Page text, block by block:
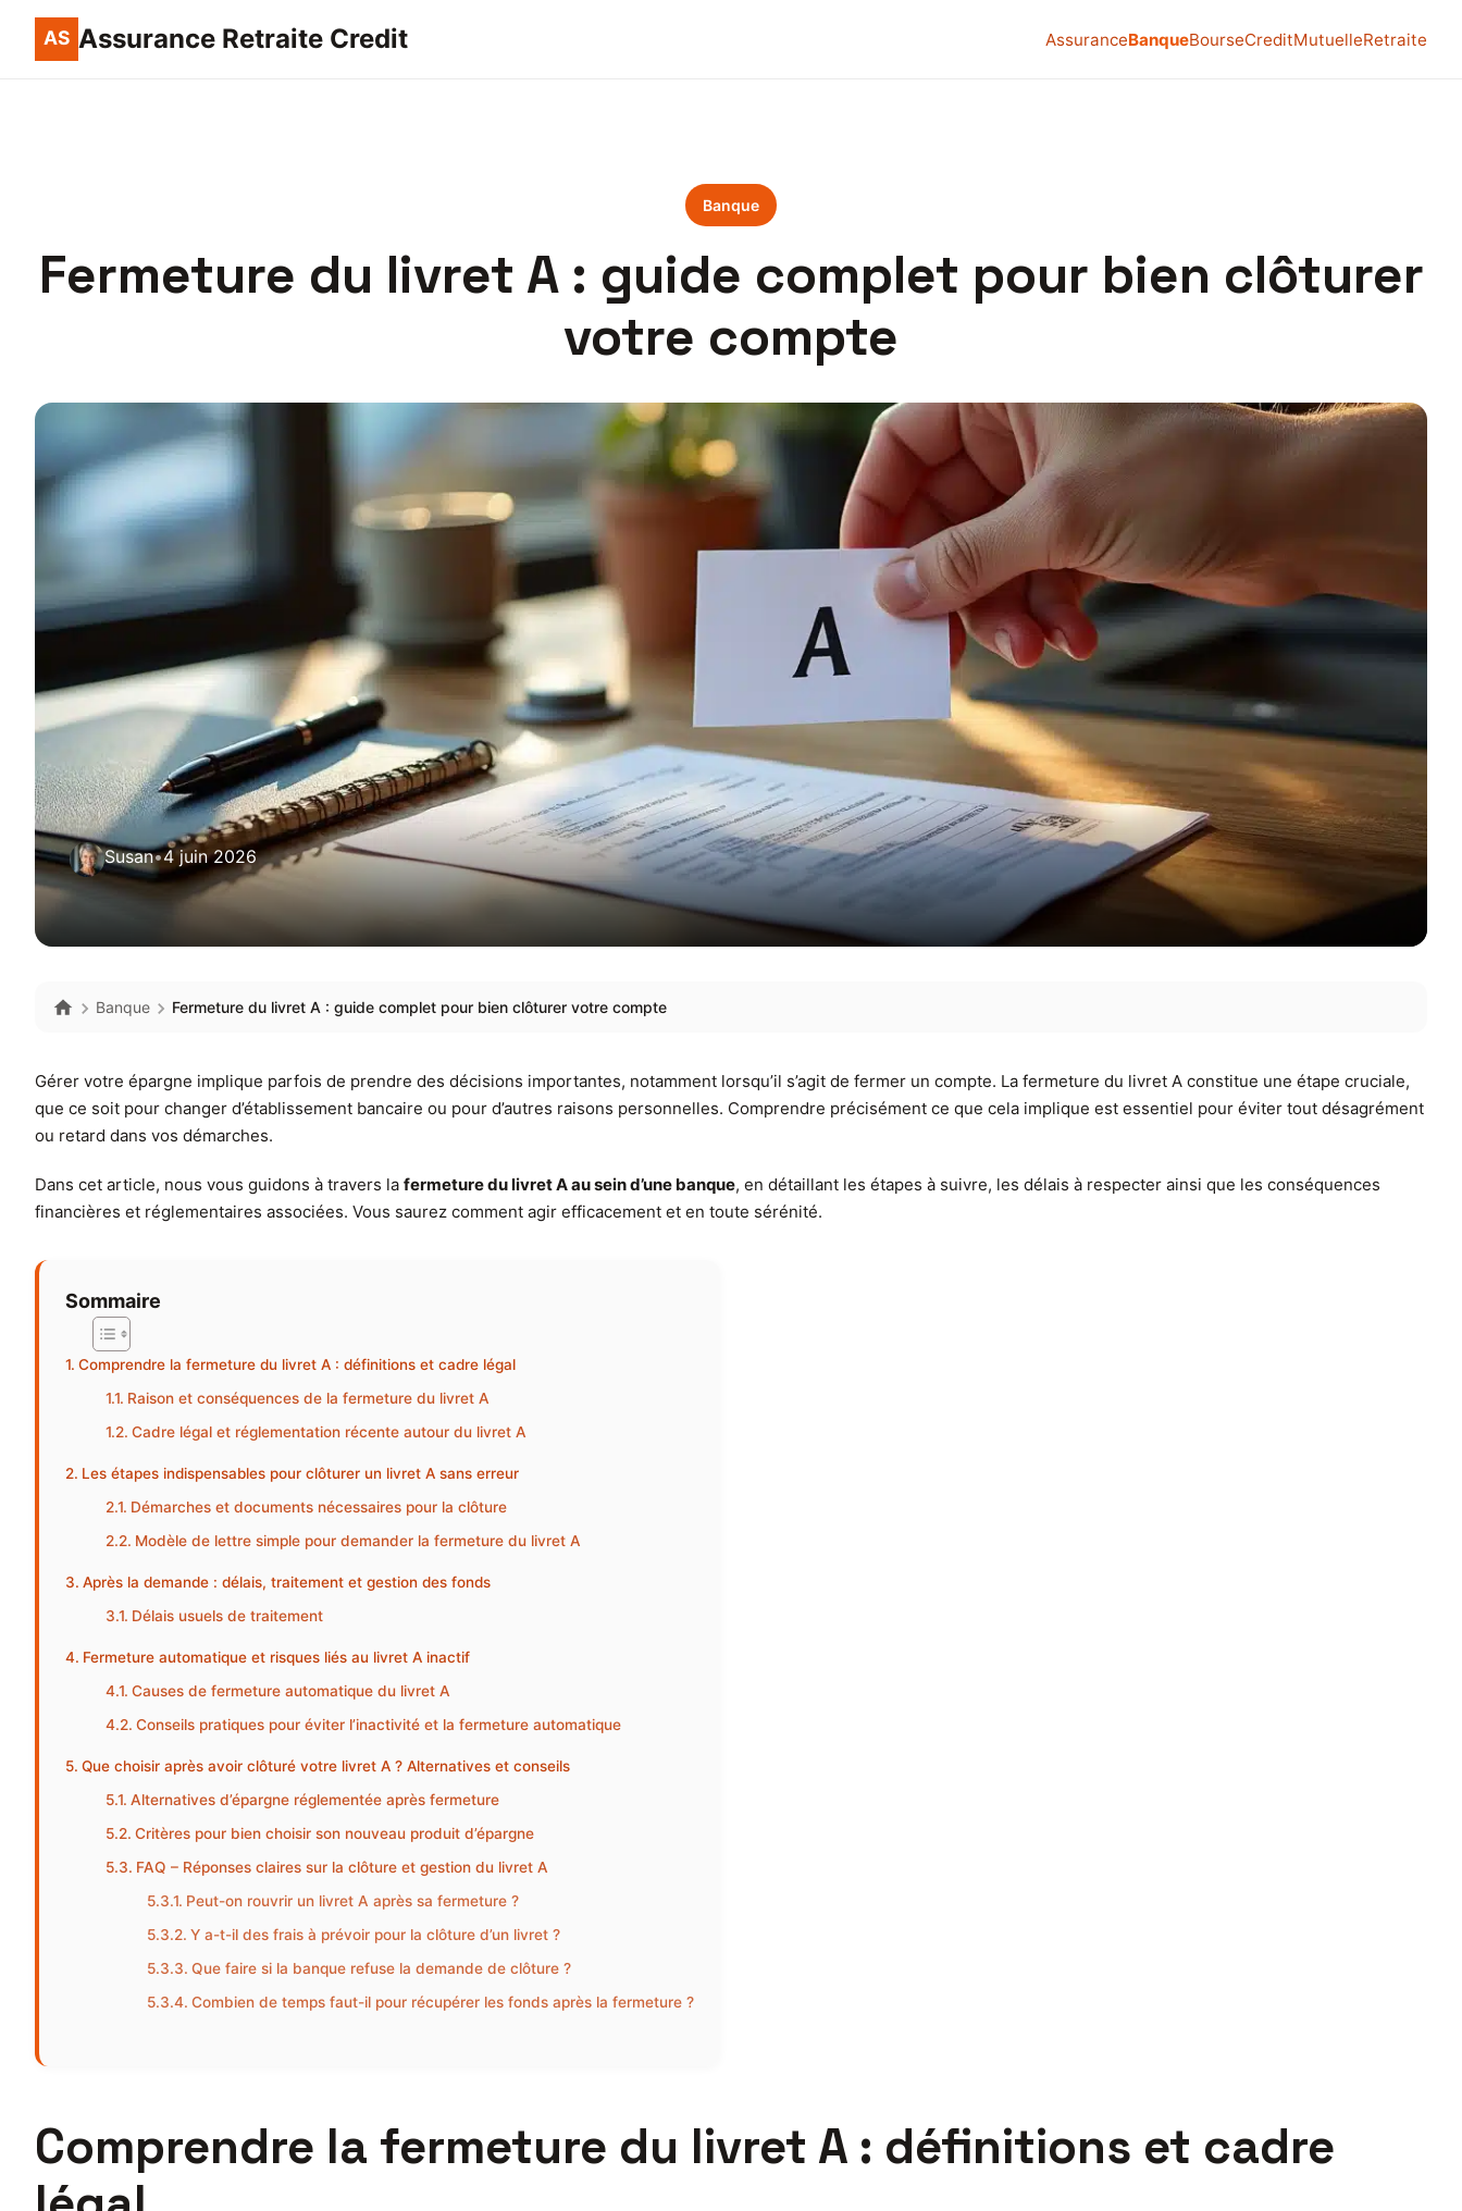
Assurance Retraite Credit AssuranceBanqueBourseCreditMutuelleRetraite
Banque
Fermeture du livret A : guide complet pour bien clôturer
votre compte
Susan•4 juin 2026
Banque Fermeture du livret A : guide complet pour bien clôturer votre compte
Gérer votre épargne implique parfois de prendre des décisions importantes, notamment lorsqu’il s’agit de fermer un compte. La fermeture du livret A constitue une étape cruciale,
que ce soit pour changer d’établissement bancaire ou pour d’autres raisons personnelles. Comprendre précisément ce que cela implique est essentiel pour éviter tout désagrément
ou retard dans vos démarches.
Dans cet article, nous vous guidons à travers la fermeture du livret A au sein d’une banque, en détaillant les étapes à suivre, les délais à respecter ainsi que les conséquences
financières et réglementaires associées. Vous saurez comment agir efficacement et en toute sérénité.
Sommaire
Comprendre la fermeture du livret A : définitions et cadre légal
Raison et conséquences de la fermeture du livret A
Cadre légal et réglementation récente autour du livret A
Les étapes indispensables pour clôturer un livret A sans erreur
Démarches et documents nécessaires pour la clôture
Modèle de lettre simple pour demander la fermeture du livret A
Après la demande : délais, traitement et gestion des fonds
Délais usuels de traitement
Fermeture automatique et risques liés au livret A inactif
Causes de fermeture automatique du livret A
Conseils pratiques pour éviter l’inactivité et la fermeture automatique
Que choisir après avoir clôturé votre livret A ? Alternatives et conseils
Alternatives d’épargne réglementée après fermeture
Critères pour bien choisir son nouveau produit d’épargne
FAQ – Réponses claires sur la clôture et gestion du livret A
Peut-on rouvrir un livret A après sa fermeture ?
Y a-t-il des frais à prévoir pour la clôture d’un livret ?
Que faire si la banque refuse la demande de clôture ?
Combien de temps faut-il pour récupérer les fonds après la fermeture ?
Comprendre la fermeture du livret A : définitions et cadre